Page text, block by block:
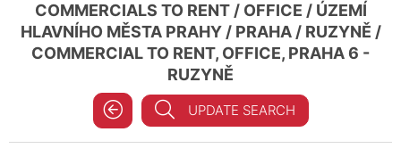
COMMERCIALS TO RENT/ OFFICE / ÚZEMÍ
HLAVNÍHO MĚSTA PRAHY/ PRAHA/ RUZYNĚ /
COMMERCIAL TO RENT, OFFICE, PRAHA 6 -
RUZYNĚ
UPDATE SEARCH